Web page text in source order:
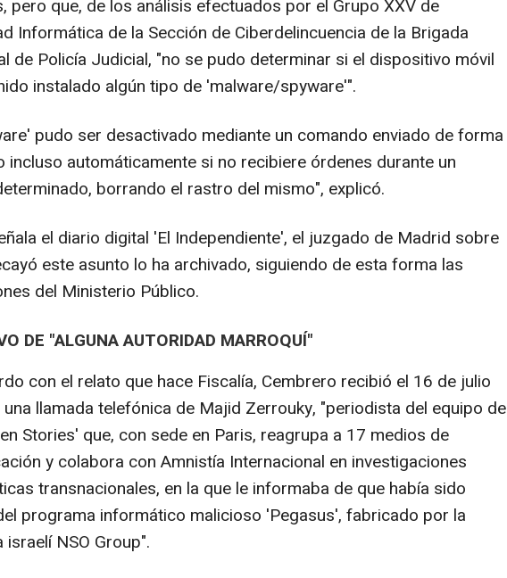
pero que, de los análisis efectuados por el Grupo XXV de
Informática de la Sección de Ciberdelincuencia de la Brigada
de Policía Judicial, "no se pudo determinar si el dispositivo móvil
instalado algún tipo de 'malware/spyware'".
pudo ser desactivado mediante un comando enviado de forma
incluso automáticamente si no recibiere órdenes durante un
borrando el rastro del mismo", explicó.
el diario digital 'El Independiente', el juzgado de Madrid sobre
este asunto lo ha archivado, siguiendo de esta forma las
del Ministerio Público.
DE "ALGUNA AUTORIDAD MARROQUÍ"
con el relato que hace Fiscalía, Cembrero recibió el 16 de julio
llamada telefónica de Majid Zerrouky, "periodista del equipo de
Stories' que, con sede en Paris, reagrupa a 17 medios de
y colabora con Amnistía Internacional en investigaciones
transnacionales, en la que le informaba de que había sido
programa informático malicioso 'Pegasus', fabricado por la
israelí NSO Group".